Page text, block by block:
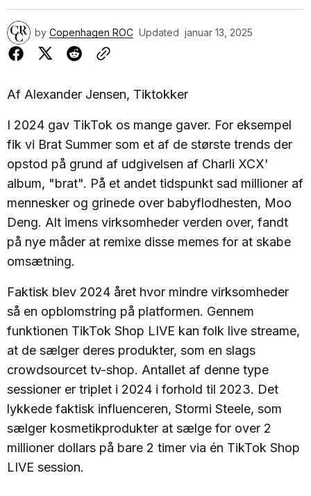
by Copenhagen ROC Updated januar 13, 2025
Af Alexander Jensen, Tiktokker
I 2024 gav TikTok os mange gaver. For eksempel
fik vi Brat Summer som et af de største trends der
opstod på grund af udgivelsen af Charli XCX'
album, "brat". På et andet tidspunkt sad millioner af
mennesker og grinede over babyflodhesten, Moo
Deng. Alt imens virksomheder verden over, fandt
på nye måder at remixe disse memes for at skabe
omsætning.
Faktisk blev 2024 året hvor mindre virksomheder
så en opblomstring på platformen. Gennem
funktionen TikTok Shop LIVE kan folk live streame,
at de sælger deres produkter, som en slags
crowdsourcet tv-shop. Antallet af denne type
sessioner er triplet i 2024 i forhold til 2023. Det
lykkede faktisk influenceren, Stormi Steele, som
sælger kosmetikprodukter at sælge for over 2
millioner dollars på bare 2 timer via én TikTok Shop
LIVE session.